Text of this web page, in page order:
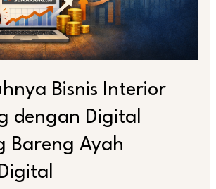
Bisnis Interior
dengan Digital
Bareng Ayah